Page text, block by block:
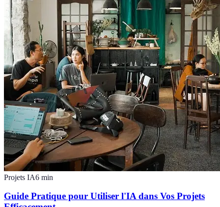
Projets IA6 min
Guide Pratique pour Utiliser l'IA dans Vos Projets